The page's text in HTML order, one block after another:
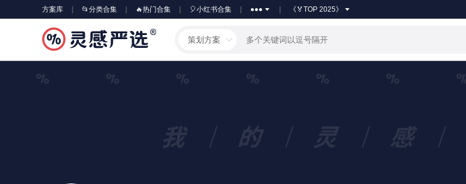
方案库 📂分类合集 🔥热门合集 🎈小红书合集 ●●● 《🏅TOP 2025》
策划方案